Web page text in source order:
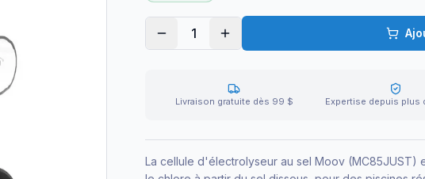
1
Livraison gratuite dès 99 $ Expertise depuis plus
La cellule d'électrolyseur au sel Moov